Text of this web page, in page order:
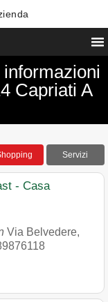
Capriati A
Servizi
- Casa
Via Belvedere,